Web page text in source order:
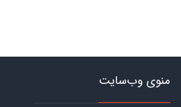
منوی وب‌سایت